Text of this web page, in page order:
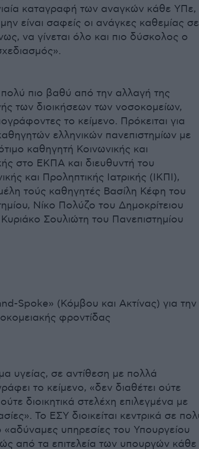
καταγραφή των αναγκών κάθε ΥΠε,
είναι σαφείς οι ανάγκες καθεμίας σε
να γίνεται όλο και πιο δύσκολος ο
πιο βαθύ από την αλλαγή της
των διοικήσεων των νοσοκομείων,
το κείμενο. Πρόκειται για
ελληνικών πανεπιστημίων με
καθηγητή Κοινωνικής και
στο ΕΚΠΑ και διευθυντή του
και Προληπτικής Ιατρικής (ΙΚΠΙ),
τούς καθηγητές Βασίλη Κέφη του
Νίκο Πολύζο του Δημοκρίτειου
Σουλιώτη του Πανεπιστημίου
Spoke» (Κόμβου και Ακτίνας) για την
φροντίδας
υγείας, σε αντίθεση με πολλά
το κείμενο, «δεν διαθέτει ούτε
διοικητικά στελέχη επιλεγμένα με
Το ΕΣΥ διοικείται κεντρικά σε
υπηρεσίες του Υπουργείου
από τα επιτελεία των υπουργών κάθε